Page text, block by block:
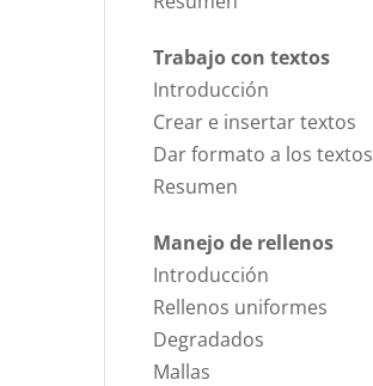
Trabajo con textos
Introducción
Crear e insertar textos
Dar formato a los textos
Resumen
Manejo de rellenos
Introducción
Rellenos uniformes
Degradados
Mallas